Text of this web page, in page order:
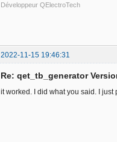
Développeur QElectroTech
2022-11-15 19:46:31
Re: qet_tb_generator
it worked. I did what you said. I